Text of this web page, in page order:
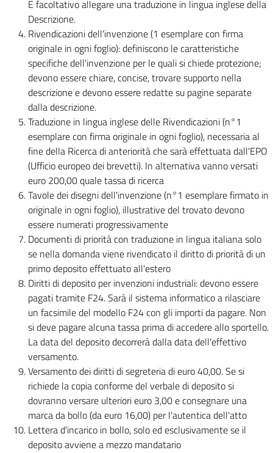
È facoltativo allegare una traduzione in lingua inglese della
Descrizione.
Rivendicazioni dell'invenzione (1 esemplare con firma
originale in ogni foglio): definiscono le caratteristiche
specifiche dell'invenzione per le quali si chiede protezione;
devono essere chiare, concise, trovare supporto nella
descrizione e devono essere redatte su pagine separate
dalla descrizione.
Traduzione in lingua inglese delle Rivendicazioni (n°1
esemplare con firma originale in ogni foglio), necessaria al
fine della Ricerca di anteriorità che sarà effettuata dall'EPO
(Ufficio europeo dei brevetti). In alternativa vanno versati
euro 200,00 quale tassa di ricerca
Tavole dei disegni dell'invenzione (n°1 esemplare firmato in
originale in ogni foglio), illustrative del trovato devono
essere numerati progressivamente
Documenti di priorità con traduzione in lingua italiana solo
se nella domanda viene rivendicato il diritto di priorità di un
primo deposito effettuato all'estero
Diritti di deposito per invenzioni industriali: devono essere
pagati tramite F24. Sarà il sistema informatico a rilasciare
un facsimile del modello F24 con gli importi da pagare. Non
si deve pagare alcuna tassa prima di accedere allo sportello.
La data del deposito decorrerà dalla data dell'effettivo
versamento.
Versamento dei diritti di segreteria di euro 40,00. Se si
richiede la copia conforme del verbale di deposito si
dovranno versare ulteriori euro 3,00 e consegnare una
marca da bollo (da euro 16,00) per l'autentica dell'atto
Lettera d'incarico in bollo, solo ed esclusivamente se il
deposito avviene a mezzo mandatario